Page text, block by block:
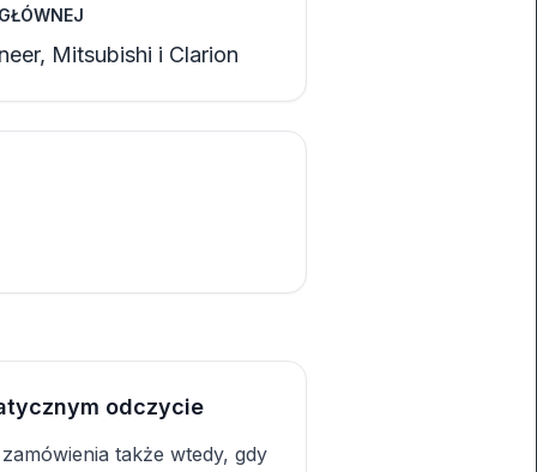
Mitsubishi i Clarion
odczycie
także wtedy, gdy